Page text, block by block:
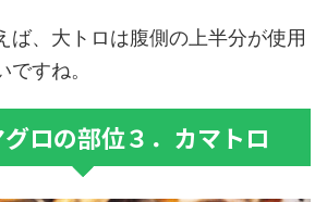
ば、大トロは腹側の上半分が使用
すね。
ロの部位３．カマトロ